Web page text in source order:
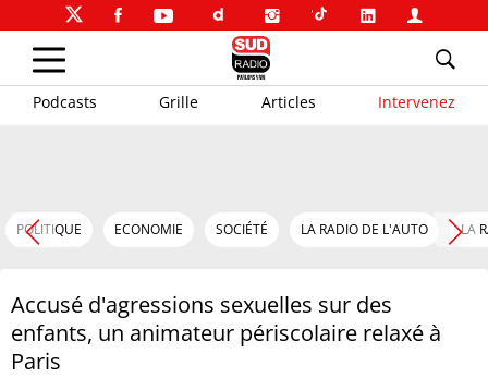
Podcasts Grille Articles Intervenez
POLITIQUE ECONOMIE SOCIÉTÉ LA RADIO DE L'AUTO LA
Accusé d'agressions sexuelles sur des
enfants, un animateur périscolaire relaxé à
Paris